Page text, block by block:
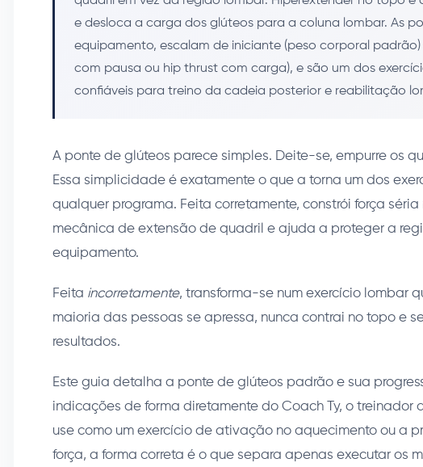
e desloca a carga dos glúteos para a coluna lombar. As
equipamento, escalam de iniciante (peso corporal
com pausa ou hip thrust com carga), e são um dos
confiáveis para treino da cadeia posterior e reabilitação
A ponte de glúteos parece simples. Deite-se, empurre os
Essa simplicidade é exatamente o que a torna um dos
qualquer programa. Feita corretamente, constrói força séria
mecânica de extensão de quadril e ajuda a proteger a
equipamento.
Feita incorretamente, transforma-se num exercício lombar
maioria das pessoas se apressa, nunca contrai no topo e
resultados.
Este guia detalha a ponte de glúteos padrão e sua
indicações de forma diretamente do Coach Ty, o treinador
use como um exercício de ativação no aquecimento ou a
força, a forma correta é o que separa apenas executar os